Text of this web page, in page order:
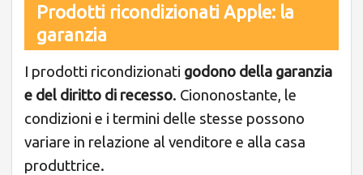
Prodotti ricondizionati Apple: la
garanzia
I prodotti ricondizionati godono della garanzia
e del diritto di recesso. Ciononostante, le
condizioni e i termini delle stesse possono
variare in relazione al venditore e alla casa
produttrice.